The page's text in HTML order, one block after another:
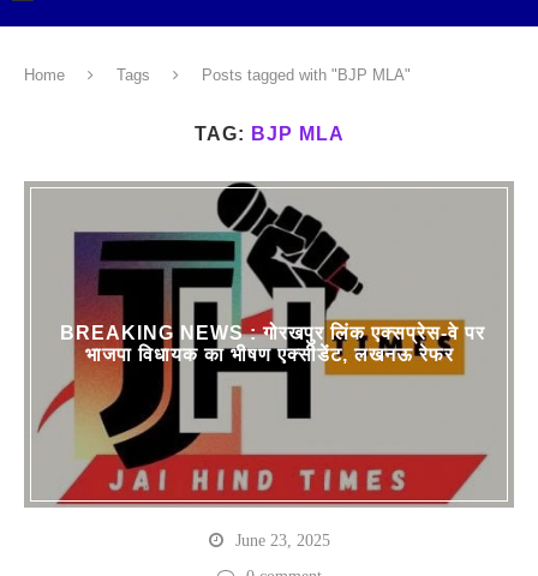
Home Tags Posts tagged with "BJP MLA"
TAG: BJP MLA
BREAKING NEWS : गोरखपुर लिंक एक्सप्रेस-वे पर
भाजपा विधायक का भीषण एक्सीडेंट, लखनऊ रेफर
June 23, 2025